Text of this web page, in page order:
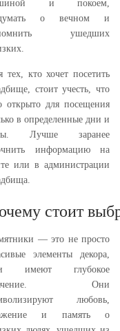
и покоем,
о вечном и
ушедших
тех, кто хочет посетить
стоит учесть, что
открыто для посещения
в определенные дни и
Лучше заранее
информацию на
или в администрации
стоит
— это не просто
элементы декора,
имеют глубокое
Они
любовь,
и память о